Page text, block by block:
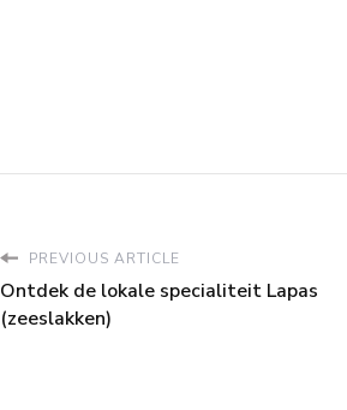
PREVIOUS ARTICLE
Ontdek de lokale specialiteit Lapas
(zeeslakken)